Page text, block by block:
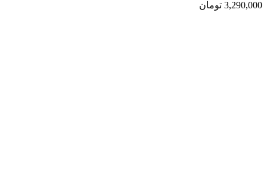
3,290,000 تومان